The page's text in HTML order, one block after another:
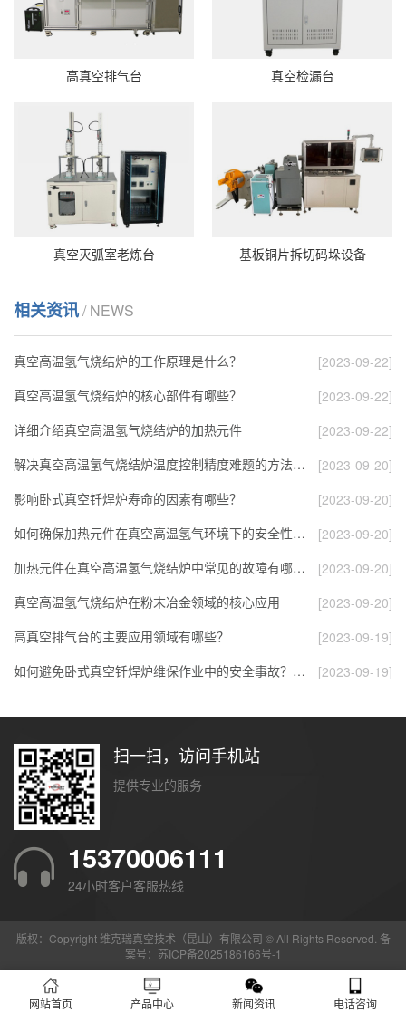
高真空排气台 真空检漏台
真空灭弧室老炼台 基板铜片拆切码垛设备
相关资讯/ NEWS
真空高温氢气烧结炉的工作原理是什么？
[2023-09-22]
真空高温氢气烧结炉的核心部件有哪些？
[2023-09-22]
详细介绍真空高温氢气烧结炉的加热元件
[2023-09-22]
解决真空高温氢气烧结炉温度控制精度难题的方法…
[2023-09-20]
影响卧式真空钎焊炉寿命的因素有哪些？
[2023-09-20]
如何确保加热元件在真空高温氢气环境下的安全性…
[2023-09-20]
加热元件在真空高温氢气烧结炉中常见的故障有哪…
[2023-09-20]
真空高温氢气烧结炉在粉末冶金领域的核心应用
[2023-09-20]
高真空排气台的主要应用领域有哪些？
[2023-09-19]
如何避免卧式真空钎焊炉维保作业中的安全事故？…
[2023-09-19]
扫一扫，访问手机站
提供专业的服务
15370006111
24小时客户客服热线
版权：Copyright 维克瑞真空技术（昆山）有限公司 © All Rights Reserved. 备
案号： 苏ICP备2025186166号-1
网站首页 产品中心 新闻资讯 电话咨询